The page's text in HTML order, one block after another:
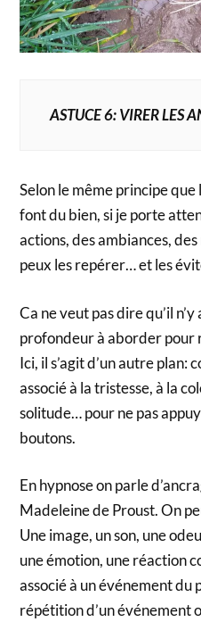
ASTUCE 6: VIRER LES
Selon le même principe que
font du bien, si je porte
actions, des ambiances,
peux les repérer… et les
Ca ne veut pas dire qu’il
profondeur à aborder pour
Ici, il s’agit d’un autre plan:
associé à la tristesse, à la
solitude… pour ne pas
boutons.
En hypnose on parle
Madeleine de Proust. On
Une image, un son, une
une émotion, une réaction
associé à un événement du
répétition d’un événement